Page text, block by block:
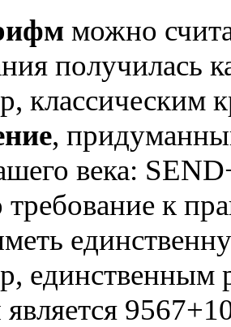
можно
получилась
классическим
,
века:
к
единственным